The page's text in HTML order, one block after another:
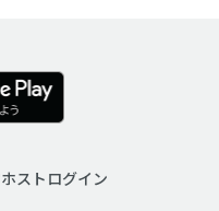
ストログイン